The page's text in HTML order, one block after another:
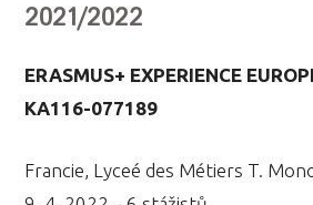
2021/2022
ERASMUS+ EXPERIENCE
KA116-077189
Francie, Lyceé des Métiers T.